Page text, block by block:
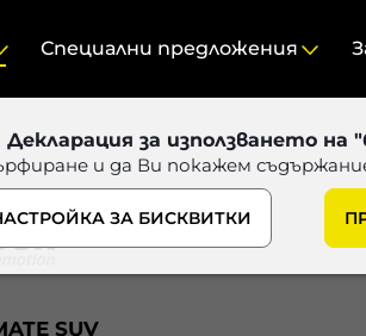
Декларация за използването на
и да Ви покажем
ЗА БИСКВИТКИ
Специални предложения
SUV